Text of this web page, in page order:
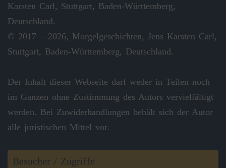
Karsten Carl, Stuttgart, Baden-Württemberg,
Deutschland.
© 2017 – 2026, Morgelgeschichten, Jens Karsten Carl,
Stuttgart, Baden-Württemberg, Deutschland.
Der Inhalt dieser Webseite darf weder in Teilen noch
im Ganzen ohne Zustimmung des Autors vervielfältigt
werden. Bei Zuwiderhandlungen behält sich der Autor
alle juristischen Mittel vor.
Besucher / Zugriffe